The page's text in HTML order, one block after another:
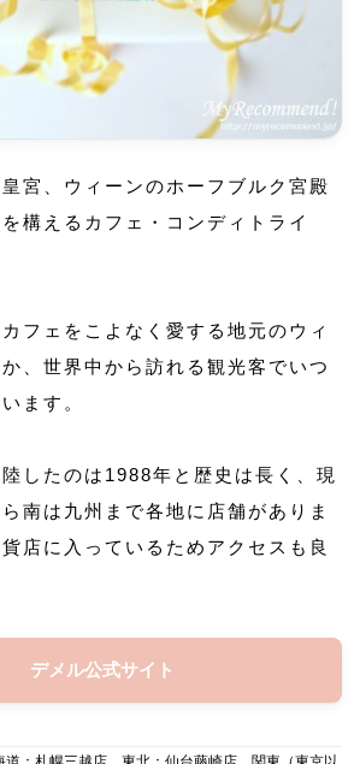
宮、ウィーンのホーフブルク宮殿
構えるカフェ・コンディトライ
フェをこよなく愛する地元のウィ
、世界中から訪れる観光客でいつ
ます。
したのは1988年と歴史は長く、現
南は九州まで各地に店舗がありま
店に入っているためアクセスも良
デメル公式サイト